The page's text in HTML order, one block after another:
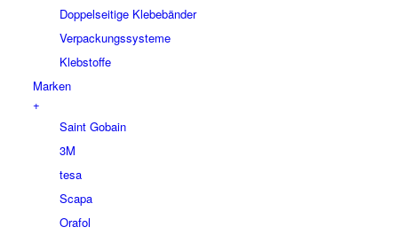
Doppelseitige Klebebänder
Verpackungssysteme
Klebstoffe
Marken
+
Saint Gobain
3M
tesa
Scapa
Orafol